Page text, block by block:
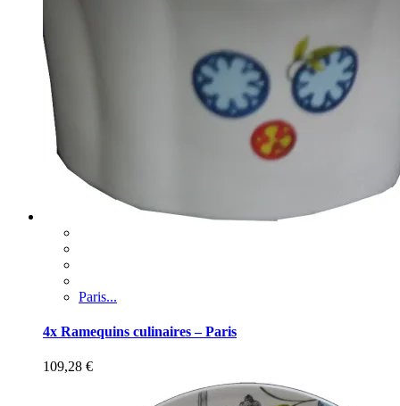
Paris...
4x Ramequins culinaires – Paris
109,28 €